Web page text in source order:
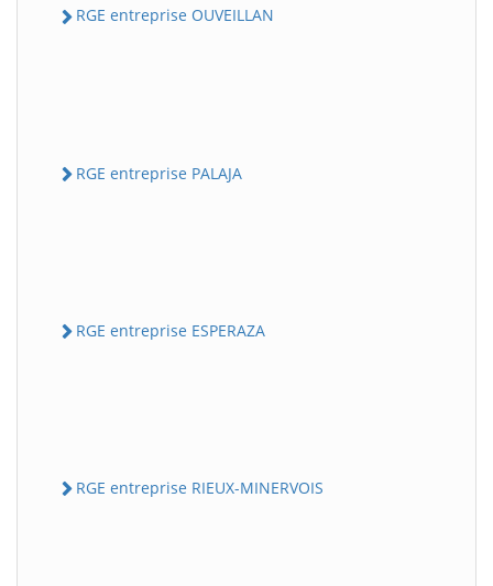
RGE entreprise OUVEILLAN
RGE entreprise PALAJA
RGE entreprise ESPERAZA
RGE entreprise RIEUX-MINERVOIS